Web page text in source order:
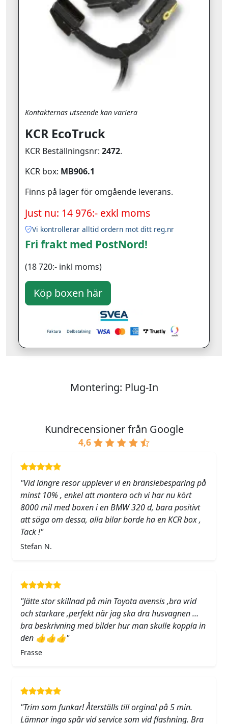
Kontakternas utseende kan variera
KCR EcoTruck
KCR Beställningsnr: 2472.
KCR box: MB906.1
Finns på lager för omgående leverans.
Just nu: 14 976:- exkl moms
Vi kontrollerar alltid ordern mot ditt reg.nr
Fri frakt med PostNord!
(18 720:- inkl moms)
Montering: Plug-In
Kundrecensioner från Google
4,6
"Vid längre resor upplever vi en bränslebesparing på
minst 10% , enkel att montera och vi har nu kört
8000 mil med boxen i en BMW 320 d, bara positivt
att säga om dessa, alla bilar borde ha en KCR box ,
Tack !"
Stefan N.
"Jätte stor skillnad på min Toyota avensis ,bra vrid
och starkare ,perfekt när jag ska dra husvagnen …
bra beskrivning med bilder hur man skulle koppla in
den 👍👍👍"
Frasse
"Trim som funkar! Återställs till orginal på 5 min.
Lämnar inga spår vid service som vid flashning. Bra